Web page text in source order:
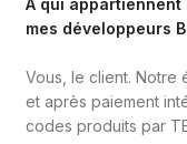
mes développeurs
Vous, le client. Notre
et après paiement
codes produits par